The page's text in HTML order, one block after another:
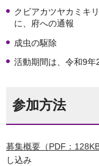
クビアカツヤカミキ
に、府への通報
成虫の駆除
活動期間は、令和9
参加方法
募集概要（PDF：128KB
し込み